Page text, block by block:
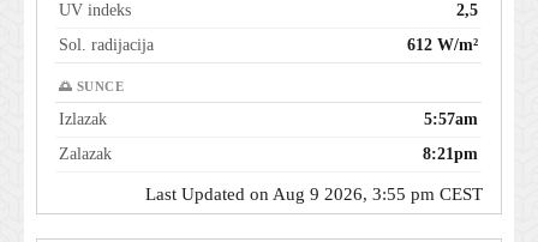
UV indeks
2,5
Sol. radijacija
612 W/m²
🌅 SUNCE
Izlazak
5:57am
Zalazak
8:21pm
Last Updated on Aug 9 2026, 3:55 pm CEST